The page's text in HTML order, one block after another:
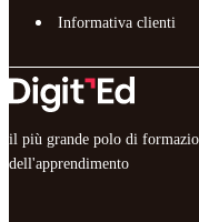
Informativa clienti
il più grande polo di
dell'apprendimento